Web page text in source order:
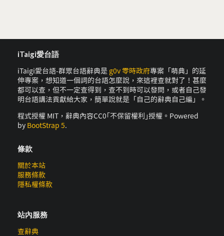
iTaigi愛台語
iTaigi愛台語-群眾台語辭典是 g0v 零時政府專案「萌典」的延
伸專案，想知道一個詞的台語怎麼說，來這裡查就對了！甚麼
都可以查，但不一定查得到，查不到時可以發問，或者自己發
明台語講法貢獻給大家，簡單說就是「自己的辭典自己編」。
程式授權 MIT，辭典內容CC0｢不保留權利｣授權。Powered
by BootStrap 5.
條款
關於本站
服務條款
隱私權條款
站內服務
查辭典